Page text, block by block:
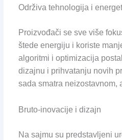
Održiva tehnologija i
Proizvođači se sve više
štede energiju i koriste
algoritmi i optimizacija
dizajnu i prihvatanju novih
sada smatra neizostavnom,
Bruto-inovacije i dizajn
Na sajmu su predstavljeni